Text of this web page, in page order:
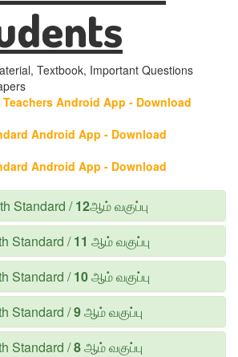
Textbook, Important Questions
Android App - Download
Android App - Download
Android App - Download
th Standard /12ஆம் வகுப்பு
Standard /11 ஆம் வகுப்பு
Standard /10ஆம் வகுப்பு
Standard /9ஆம் வகுப்பு
Standard /8ஆம் வகுப்பு